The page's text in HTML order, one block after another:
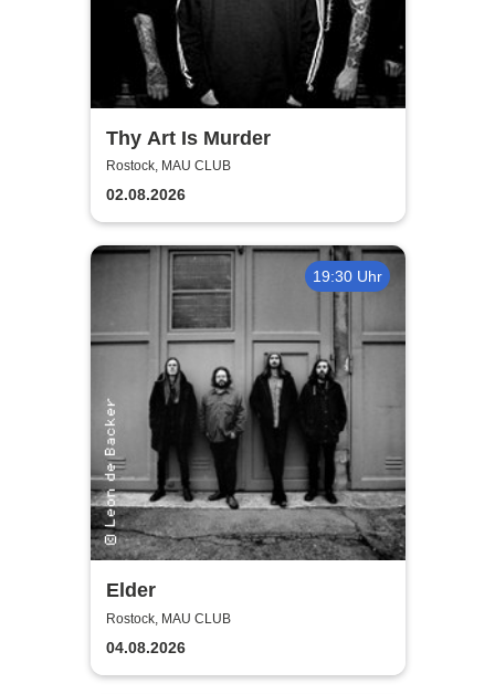
Thy Art Is Murder
Rostock, MAU CLUB
02.08.2026
19:30 Uhr
Elder
Rostock, MAU CLUB
04.08.2026